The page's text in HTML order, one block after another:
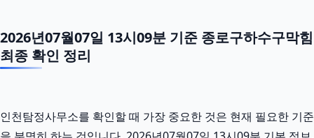
2026년07월07일 13시09분 기준 종로구하수구막힘
최종 확인 정리
인천탐정사무소를 확인할 때 가장 중요한 것은 현재 필요한 기준